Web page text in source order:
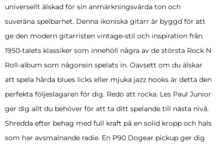
universellt älskad för sin anmärkningsvärda ton och
suveräna spelbarhet. Denna ikoniska gitarr är byggd för att
ge den modern gitarristen vintage-stil och inspiration från
1950-talets klassiker som innehöll några av de största Rock N
Roll-album som någonsin spelats in. Oavsett om du älskar
att spela hårda blues licks eller mjuka jazz hooks är detta den
perfekta följeslagaren för dig. Redo att rocka. Les Paul Junior
ger dig allt du behöver för att ta ditt spelande till nästa nivå.
Shredda efter behag med full kraft på en solid kropp och hals
som har avsmalnande radie. En P90 Dogear pickup ger dig